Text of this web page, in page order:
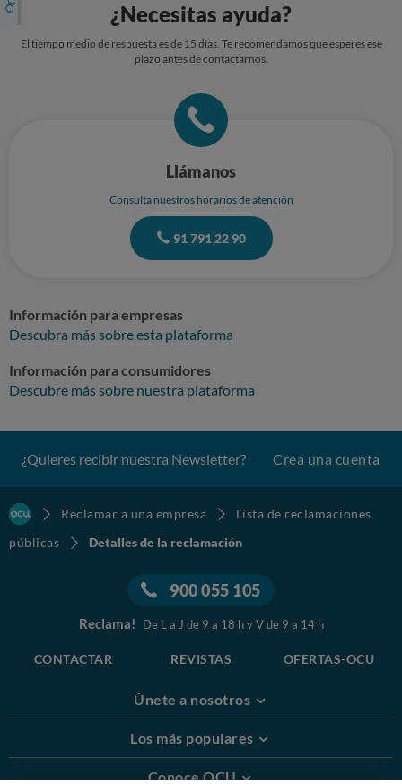
¿Necesitas ayuda?
El tiempo medio de respuesta es de 15 días. Te recomendamos que esperes ese
plazo antes de contactarnos.
Llámanos
Consulta nuestros horarios de atención
91 791 22 90
Información para empresas
Descubra más sobre esta plataforma
Información para consumidores
Descubre más sobre nuestra plataforma
¿Quieres recibir nuestra Newsletter? Crea una cuenta
Reclamar a una empresa
Lista de reclamaciones
públicas
Detalles de la reclamación
900 055 105
Reclama! De L a J de 9 a 18 h y V de 9 a 14 h
CONTACTAR REVISTAS OFERTAS-OCU
Únete a nosotros
Los más populares
Conoce OCU